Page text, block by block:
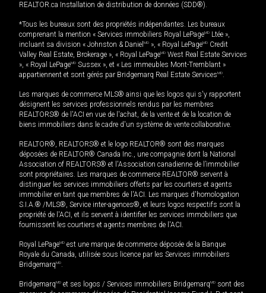
REALTOR.ca Installation de distribution de données (SDD®).
*Tous les bureaux sont des propriétés indépendantes. Les bureaux
comprenant la mention « Services immobiliers Royal LePageMD Ltée »,
incluant sa division « Johnston & Daniel MD », « Royal LePageMD Credit
Valley Real Estate, Brokerage », « Royal LePageMD West Real Estate Services
», « Royal LePageMD Sussex », et « Les immeubles Mont-Tremblant »
appartiennent et sont gérés par Bridgemarq Real Estate ServicesMD.
Les marques de commerce MLS® ainsi que les logos qui s'y rapportent
désignent les services professionnels rendus par les membres
REALTORS® de l'ACI en vue de l'achat, de la vente et de la location de
biens immobiliers dans le cadre d'un système de vente collaborative.
REALTOR®, REALTORS® et le logo REALTOR® sont des marques
déposées de REALTOR® Canada Inc., une compagnie dont la National
Association of REALTORS® et l'Association canadienne de l’immobilier
sont propriétaires. Les marques de commerce REALTOR® servent à
distinguer les services immobiliers offerts par les courtiers et agents
immobilier en tant que membres de l'ACI. Les marques d'homologation
S.I.A.® /MLS®, Service inter-agences®, et leurs logos respectifs sont la
propriété de l'ACI, et ils servent à identifier les services immobiliers que
fournissent les courtiers et agents membres de l'ACI.
Royal LePageMD est une marque de commerce déposée de la Banque
Royale du Canada, utilisée sous licence par les Services immobiliers
BridgemarqMD.
BridgemarqMD et ses logos / Services immobiliers BridgemarqMD sont des